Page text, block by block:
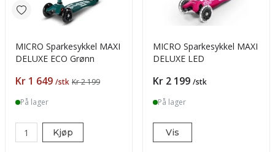
MICRO Sparkesykkel MAXI
DELUXE ECO Grønn
Pris
Kr 1 649 /stk Kr 2 199
På lager
Kjøp
MICRO Sparkesykkel MAXI
DELUXE LED
Pris
Kr 2 199 /stk
På lager
Vis